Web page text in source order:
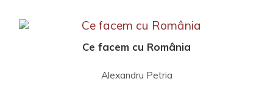
Ce facem cu România
Alexandru Petria